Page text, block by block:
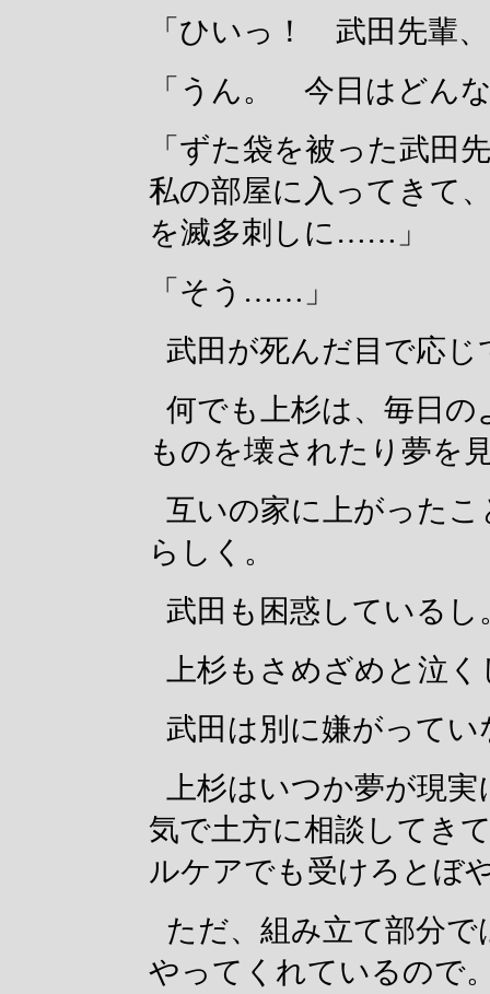
「ひいっ！ 武田先輩
「うん。 今日はどん
「ずた袋を被った武田
私の部屋に入ってきて
を滅多刺しに……」
「そう……」
武田が死んだ目で応じ
何でも上杉は、毎日
ものを壊されたり夢を
互いの家に上がった
らしく。
武田も困惑しているし
上杉もさめざめと泣
武田は別に嫌がって
上杉はいつか夢が現
気で土方に相談してき
ルケアでも受けろとぼ
ただ、組み立て部分
やってくれているので